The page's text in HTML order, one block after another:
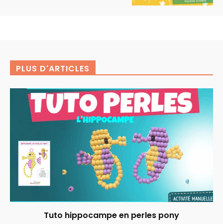
PLUS D'ARTICLES
Tuto hippocampe en perles pony